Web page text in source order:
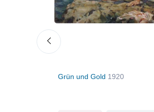
Grün und Gold 1920